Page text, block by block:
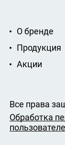
О бренде
Продукция
Акции
Все права
Обработка